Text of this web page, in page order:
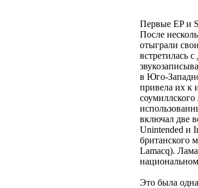
Первые EP и
После
отыграли
встретилась
в Юго-
привела их к
включал две
Unintended и
британского
Lamacq).
Это была